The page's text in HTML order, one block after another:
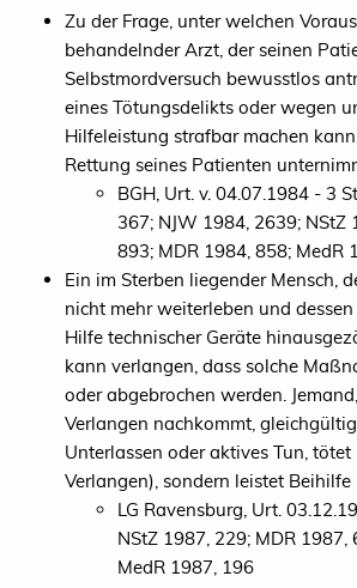
Zu der Frage, unter welchen
behandelnder Arzt, der seinen
Selbstmordversuch bewusstlos
eines Tötungsdelikts oder wegen
Hilfeleistung strafbar machen
Rettung seines Patienten
BGH, Urt. v. 04.07.1984 - 3
367; NJW 1984, 2639; NStZ
893; MDR 1984, 858; MedR
Ein im Sterben liegender Mensch,
nicht mehr weiterleben und
Hilfe technischer Geräte
kann verlangen, dass solche
oder abgebrochen werden.
Verlangen nachkommt,
Unterlassen oder aktives Tun,
Verlangen), sondern leistet Beihilfe
LG Ravensburg, Urt.
NStZ 1987, 229; MDR 1987,
MedR 1987, 196